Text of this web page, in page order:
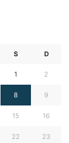
S D
1 2
8 9
15 16
22 23